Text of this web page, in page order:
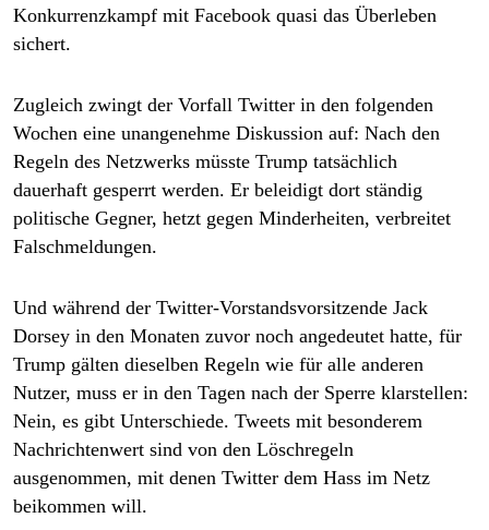
Konkurrenzkampf mit Facebook quasi das Überleben
sichert.
Zugleich zwingt der Vorfall Twitter in den folgenden
Wochen eine unangenehme Diskussion auf: Nach den
Regeln des Netzwerks müsste Trump tatsächlich
dauerhaft gesperrt werden. Er beleidigt dort ständig
politische Gegner, hetzt gegen Minderheiten, verbreitet
Falschmeldungen.
Und während der Twitter-Vorstandsvorsitzende Jack
Dorsey in den Monaten zuvor noch angedeutet hatte, für
Trump gälten dieselben Regeln wie für alle anderen
Nutzer, muss er in den Tagen nach der Sperre klarstellen:
Nein, es gibt Unterschiede. Tweets mit besonderem
Nachrichtenwert sind von den Löschregeln
ausgenommen, mit denen Twitter dem Hass im Netz
beikommen will.